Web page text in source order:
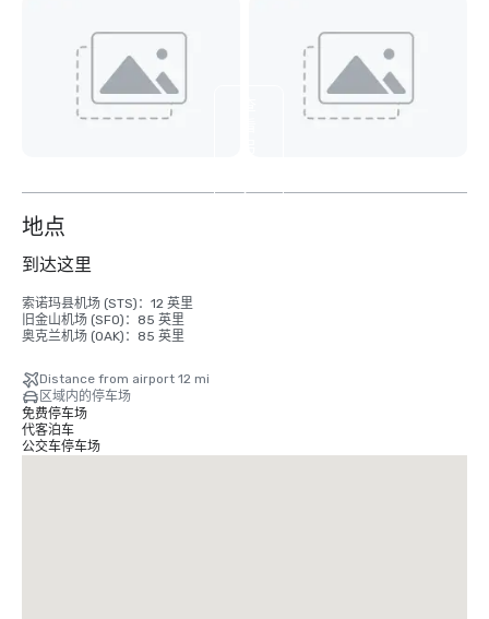
9
地点
到达这里
索诺玛县机场 (STS)：12 英里
旧金山机场 (SFO)：85 英里
奥克兰机场 (OAK)：85 英里
Distance from airport 12 mi
区域内的停车场
免费停车场
代客泊车
公交车停车场